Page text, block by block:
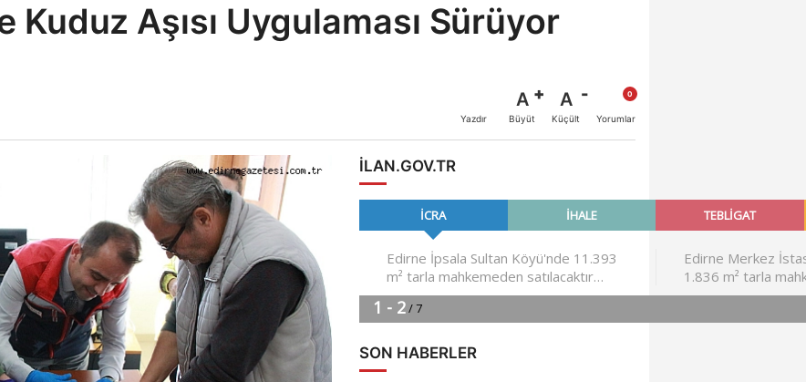
Kuduz Aşısı Uygulaması Sürüyor
Yazdır
A
Büyüt
A
Küçült Yorumlar
ILAN.GOV.TR
SON HABERLER